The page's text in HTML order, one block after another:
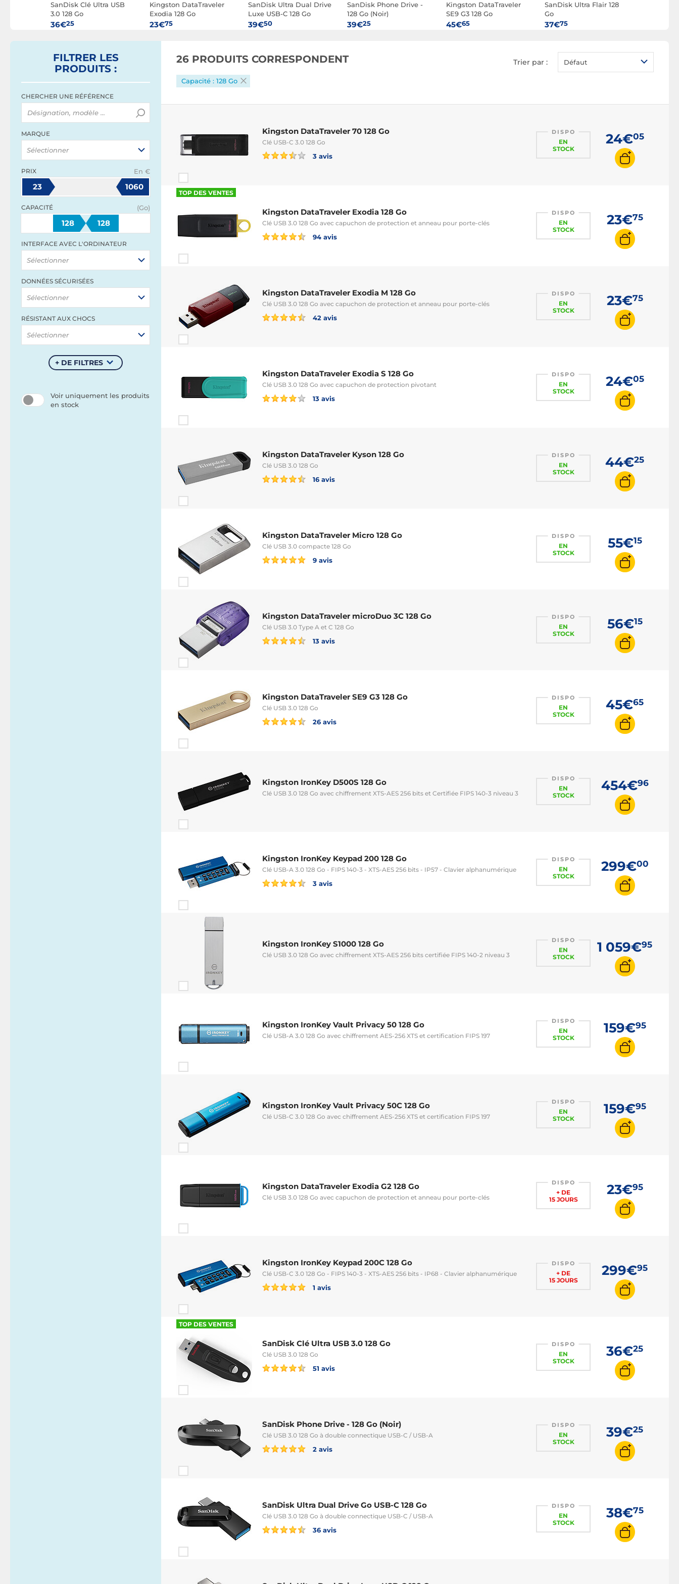
SanDisk Clé Ultra USB
3.0 128 Go
36€25
Kingston DataTraveler
Exodia 128 Go
23€75
SanDisk Ultra Dual Drive
Luxe USB-C 128 Go
39€50
SanDisk Phone Drive -
128 Go (Noir)
39€25
Kingston DataTraveler
SE9 G3 128 Go
45€65
SanDisk Ultra Flair 128
Go
37€75
FILTRER LES
PRODUITS :
CHERCHER UNE RÉFÉRENCE
MARQUE
Sélectionner
PRIX En €
23 1060
CAPACITÉ (Go)
128 128
INTERFACE AVEC L'ORDINATEUR
Sélectionner
DONNÉES SÉCURISÉES
Sélectionner
RÉSISTANT AUX CHOCS
Sélectionner
+ DE FILTRES
Voir uniquement les produits
en stock
26 PRODUITS CORRESPONDENT Trier par : Défaut
Capacité : 128 Go
Kingston DataTraveler 70 128 Go
Clé USB-C 3.0 128 Go
3 avis
DISPO
EN
STOCK
24€05
TOP DES VENTES
Kingston DataTraveler Exodia 128 Go
Clé USB 3.0 128 Go avec capuchon de protection et anneau pour porte-clés
94 avis
DISPO
EN
STOCK
23€75
Kingston DataTraveler Exodia M 128 Go
Clé USB 3.0 128 Go avec capuchon de protection et anneau pour porte-clés
42 avis
DISPO
EN
STOCK
23€75
Kingston DataTraveler Exodia S 128 Go
Clé USB 3.0 128 Go avec capuchon de protection pivotant
13 avis
DISPO
EN
STOCK
24€05
Kingston DataTraveler Kyson 128 Go
Clé USB 3.0 128 Go
16 avis
DISPO
EN
STOCK
44€25
Kingston DataTraveler Micro 128 Go
Clé USB 3.0 compacte 128 Go
9 avis
DISPO
EN
STOCK
55€15
Kingston DataTraveler microDuo 3C 128 Go
Clé USB 3.0 Type A et C 128 Go
13 avis
DISPO
EN
STOCK
56€15
Kingston DataTraveler SE9 G3 128 Go
Clé USB 3.0 128 Go
26 avis
DISPO
EN
STOCK
45€65
Kingston IronKey D500S 128 Go
Clé USB 3.0 128 Go avec chiffrement XTS-AES 256 bits et Certifiée FIPS 140-3 niveau 3
DISPO
EN
STOCK
454€96
Kingston IronKey Keypad 200 128 Go
Clé USB-A 3.0 128 Go - FIPS 140-3 - XTS-AES 256 bits - IP57 - Clavier alphanumérique
3 avis
DISPO
EN
STOCK
299€00
Kingston IronKey S1000 128 Go
Clé USB 3.0 128 Go avec chiffrement XTS-AES 256 bits certifiée FIPS 140-2 niveau 3
DISPO
EN
STOCK
1 059€95
Kingston IronKey Vault Privacy 50 128 Go
Clé USB-A 3.0 128 Go avec chiffrement AES-256 XTS et certification FIPS 197
DISPO
EN
STOCK
159€95
Kingston IronKey Vault Privacy 50C 128 Go
Clé USB-C 3.0 128 Go avec chiffrement AES-256 XTS et certification FIPS 197
DISPO
EN
STOCK
159€95
Kingston DataTraveler Exodia G2 128 Go
Clé USB 3.0 128 Go avec capuchon de protection et anneau pour porte-clés
DISPO
+ DE
15 JOURS
23€95
Kingston IronKey Keypad 200C 128 Go
Clé USB-C 3.0 128 Go - FIPS 140-3 - XTS-AES 256 bits - IP68 - Clavier alphanumérique
1 avis
DISPO
+ DE
15 JOURS
299€95
TOP DES VENTES
SanDisk Clé Ultra USB 3.0 128 Go
Clé USB 3.0 128 Go
51 avis
DISPO
EN
STOCK
36€25
SanDisk Phone Drive - 128 Go (Noir)
Clé USB 3.0 128 Go à double connectique USB-C / USB-A
2 avis
DISPO
EN
STOCK
39€25
SanDisk Ultra Dual Drive Go USB-C 128 Go
Clé USB 3.0 128 Go à double connectique USB-C / USB-A
36 avis
DISPO
EN
STOCK
38€75